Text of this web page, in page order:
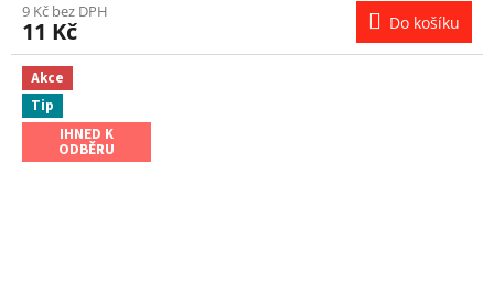
9 Kč bez DPH
11 Kč Do košíku
Akce
Tip
IHNED K
ODBĚRU